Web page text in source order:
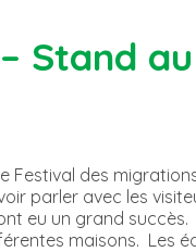
Stand
Festival des
parler avec les
eu un grand
maisons. Les